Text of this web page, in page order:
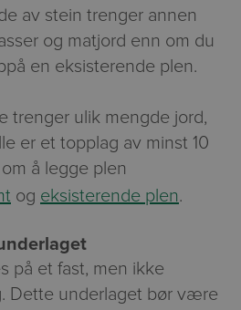
av stein trenger annen
og matjord enn om du
en eksisterende plen.
trenger ulik mengde jord,
er et topplag av minst 10
å legge plen
og eksisterende plen.
på et fast, men ikke
Dette underlaget bør være